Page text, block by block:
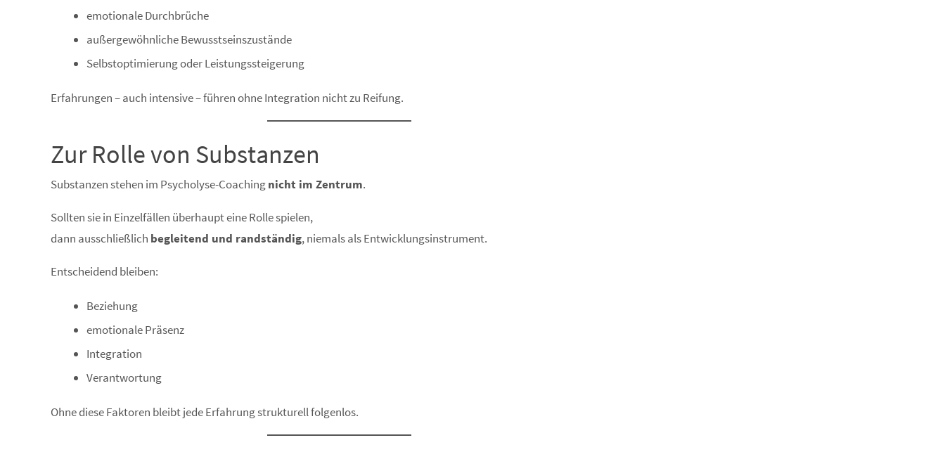
emotionale Durchbrüche
außergewöhnliche Bewusstseinszustände
Selbstoptimierung oder Leistungssteigerung
Erfahrungen – auch intensive – führen ohne Integration nicht zu Reifung.
Zur Rolle von Substanzen
Substanzen stehen im Psycholyse-Coachingnicht im Zentrum.
Sollten sie in Einzelfällen überhaupt eine Rolle spielen,
dann ausschließlich begleitend und randständig, niemals als Entwicklungsinstrument.
Entscheidend bleiben:
Beziehung
emotionale Präsenz
Integration
Verantwortung
Ohne diese Faktoren bleibt jede Erfahrung strukturell folgenlos.